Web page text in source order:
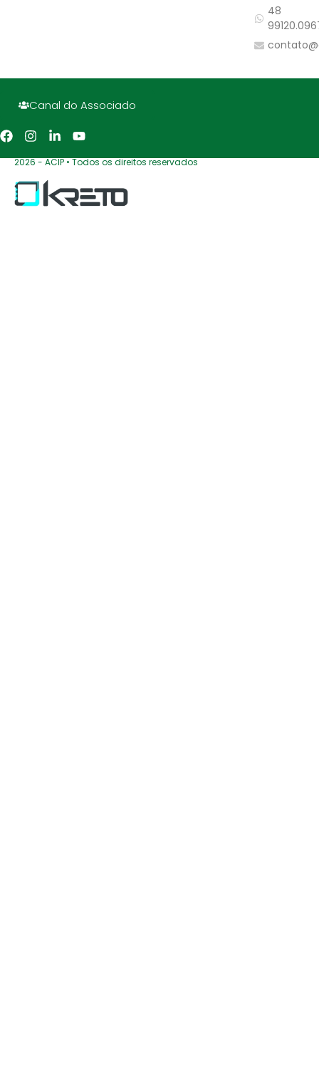
48
Canal do Associado
2026 - ACIP • Todos os direitos reservados